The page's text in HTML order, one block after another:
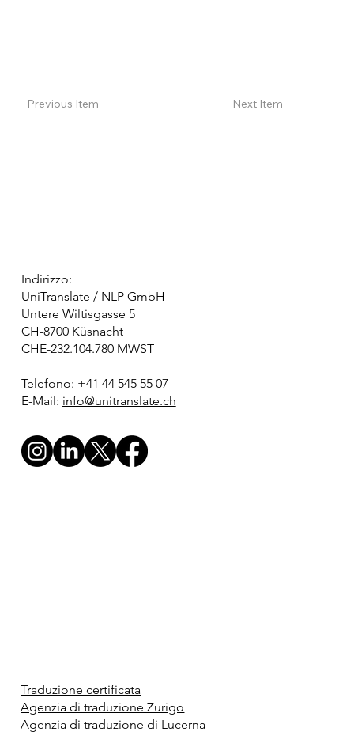
Previous Item Next Item
Indirizzo:
UniTranslate / NLP GmbH
Untere Wiltisgasse 5
CH-8700 Küsnacht
CHE-232.104.780 MWST
Telefono: +41 44 545 55 07
E-Mail: info@unitranslate.ch
Traduzione certificata
Agenzia di traduzione Zurigo
Agenzia di traduzione di Lucerna